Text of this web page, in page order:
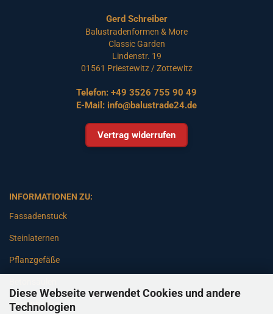
Diese Webseite verwendet Cookies und andere
Technologien
Gerd Schreiber
Balustradenformen & More
Classic Garden
Lindenstr. 19
01561 Priestewitz / Zottewitz
Telefon: +49 3526 755 90 49
E-Mail: info@balustrade24.de
Vertrag widerrufen
INFORMATIONEN ZU:
Fassadenstuck
Steinlaternen
Pflanzgefäße
Gartenbänke